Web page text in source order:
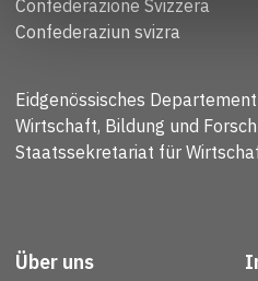
Confederazione Svizzera
Confederaziun svizra
Eidgenössisches
Wirtschaft, Bildung und
Staatssekretariat für
Über uns